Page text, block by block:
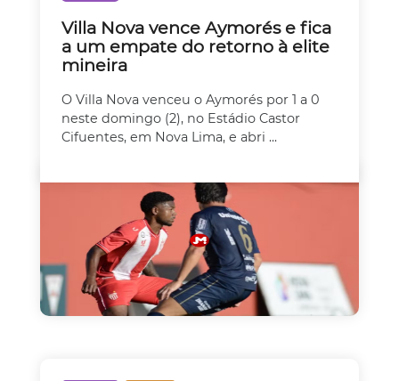
Villa Nova vence Aymorés e fica
a um empate do retorno à elite
mineira
O Villa Nova venceu o Aymorés por 1 a 0
neste domingo (2), no Estádio Castor
Cifuentes, em Nova Lima, e abri ...